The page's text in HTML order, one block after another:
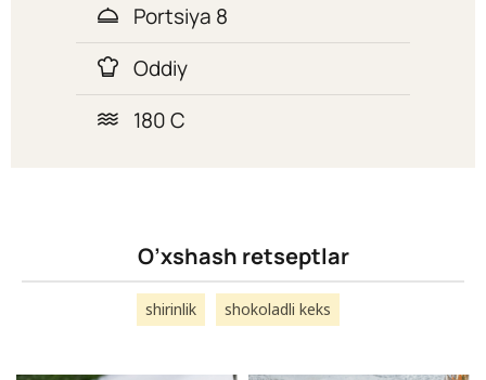
Portsiya 8
Oddiy
180 C
O’xshash retseptlar
shirinlik shokoladli keks